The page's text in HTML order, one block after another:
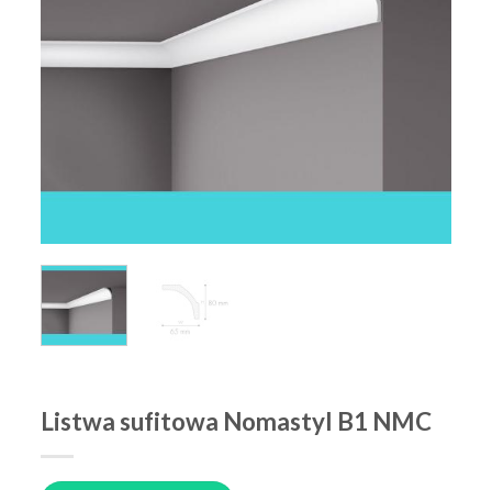
Listwa sufitowa Nomastyl B1 NMC